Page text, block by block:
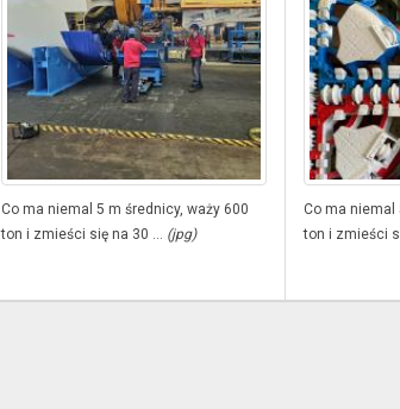
Co ma niemal 5 m średnicy, waży 600
ton i zmieści się na 30 ... (jpg)
Co ma niemal
ton i zmieści